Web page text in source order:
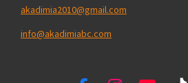
akadimia2010@gmail.com
info@akadimiabc.com